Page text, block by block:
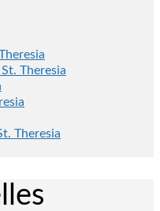
Theresia
Theresia